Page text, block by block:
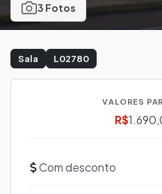
3 Fotos
Sala L02780
VALORES
R$
Com desconto